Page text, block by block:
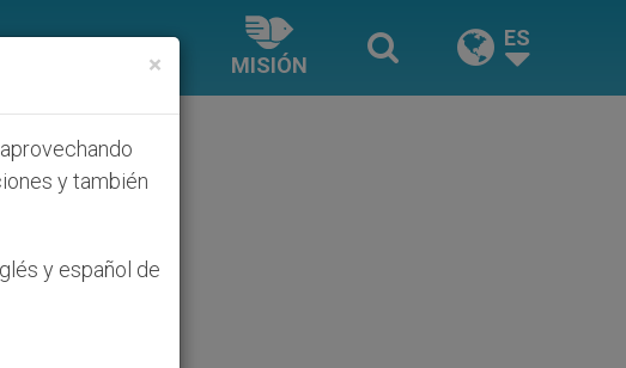
MISIÓN
ES
×
y también
y español de